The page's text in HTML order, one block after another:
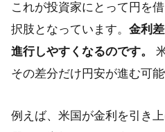
これが投資家にとって円を
択肢となっています。 金利
進行しやすくなるのです。
その差分だけ円安が進む可
例えば、米国が金利を引き